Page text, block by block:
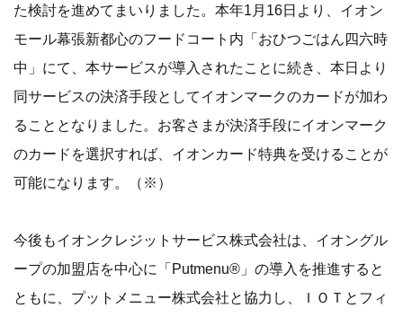
た検討を進めてまいりました。本年1月16日より、イオン
モール幕張新都心のフードコート内「おひつごはん四六時
中」にて、本サービスが導入されたことに続き、本日より
同サービスの決済手段としてイオンマークのカードが加わ
ることとなりました。お客さまが決済手段にイオンマーク
のカードを選択すれば、イオンカード特典を受けることが
可能になります。（※）
今後もイオンクレジットサービス株式会社は、イオングル
ープの加盟店を中心に「Putmenu®」の導入を推進すると
ともに、プットメニュー株式会社と協力し、ＩＯＴとフィ